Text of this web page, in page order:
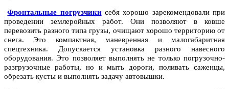
Фронтальные погрузчикисебя хорошо зарекомендовали при
проведении землеройных работ. Они позволяют в ковше
перевозить разного типа грузы, очищают хорошо территорию от
снега. Это компактная, маневренная и малогабаритная
спецтехника. Допускается установка разного навесного
оборудования. Это позволяет выполнять не только погрузочно-
разгрузочные работы, но и мыть дороги, поливать саженцы,
обрезать кусты и выполнять задачу автовышки.